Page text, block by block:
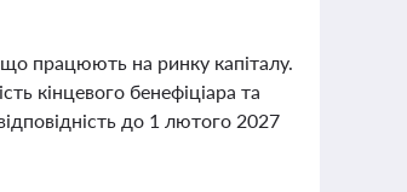
працюють на ринку капіталу.
кінцевого бенефіціара та
до 1 лютого 2027